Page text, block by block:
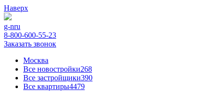
Наверх
g-nru
8-800-600-55-23
Заказать звонок
Москва
Все новостройки268
Все застройщики390
Все квартиры4479